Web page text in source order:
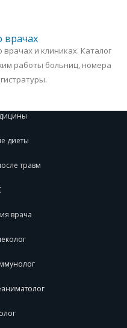
и клиниках. Каталог
работы больниц, номера
диеты
травм
врача